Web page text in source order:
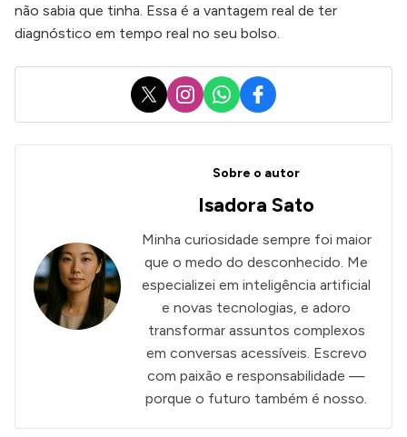
não sabia que tinha. Essa é a vantagem real de ter
diagnóstico em tempo real no seu bolso.
X InstagramWhatsApp
Facebook
Sobre o autor
Isadora Sato
Minha curiosidade sempre foi maior
que o medo do desconhecido. Me
especializei em inteligência artificial
e novas tecnologias, e adoro
transformar assuntos complexos
em conversas acessíveis. Escrevo
com paixão e responsabilidade —
porque o futuro também é nosso.